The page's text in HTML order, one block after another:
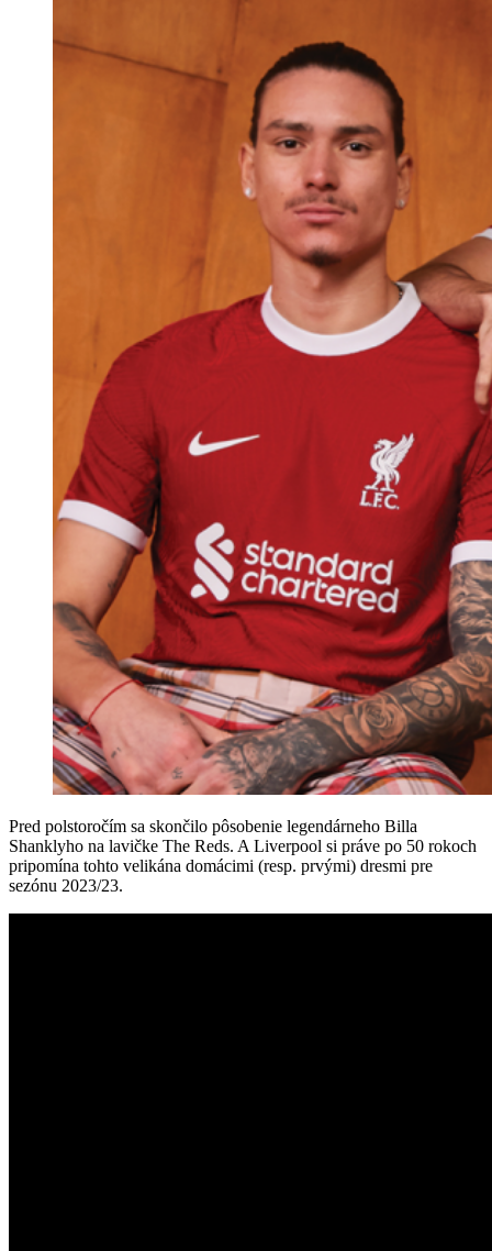
Pred polstoročím sa skončilo pôsobenie legendárneho Billa
Shanklyho na lavičke The Reds. A Liverpool si práve po 50 rokoch
pripomína tohto velikána domácimi (resp. prvými) dresmi pre
sezónu 2023/23.